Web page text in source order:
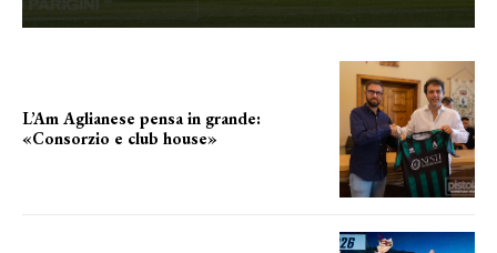
L’Am Aglianese pensa in grande:
«Consorzio e club house»